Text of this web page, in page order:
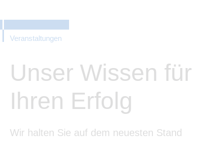
Veranstaltungen
Unser Wissen für
Ihren Erfolg
Wir halten Sie auf dem neuesten Stand